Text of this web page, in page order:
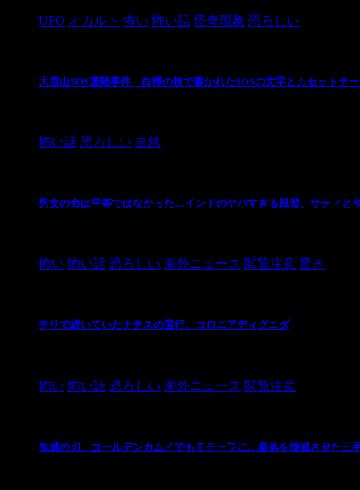
UFO オカルト 怖い 怖い話 怪奇現象 恐ろしい
大雪山SOS遭難事件 白樺の枝で書かれたSOSの文字とカセットテ
怖い話 恐ろしい 自然
男女の命は平等ではなかった…インドのヤバすぎる風習、サティと
怖い 怖い話 恐ろしい 海外ニュース 閲覧注意 驚き
チリで続いていたナチスの蛮行、コロニアディグニダ
怖い 怖い話 恐ろしい 海外ニュース 閲覧注意
鬼滅の刃、ゴールデンカムイでもモチーフに…集落を壊滅させた三